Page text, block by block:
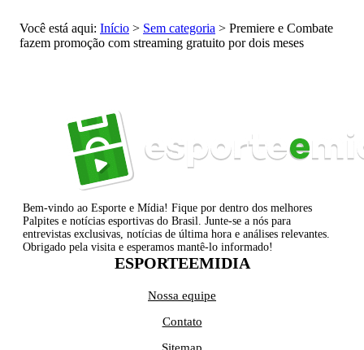
Você está aqui: Início > Sem categoria > Premiere e Combate
fazem promoção com streaming gratuito por dois meses
Bem-vindo ao Esporte e Mídia! Fique por dentro dos melhores
Palpites e notícias esportivas do Brasil. Junte-se a nós para
entrevistas exclusivas, notícias de última hora e análises relevantes.
Obrigado pela visita e esperamos mantê-lo informado!
ESPORTEEMIDIA
Nossa equipe
Contato